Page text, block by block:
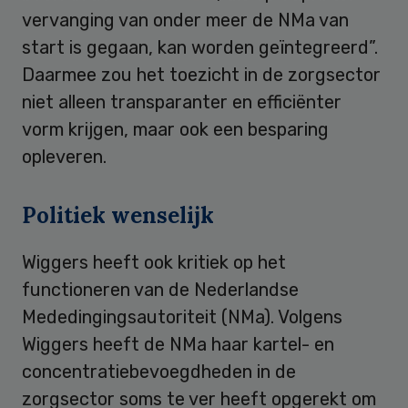
vervanging van onder meer de NMa van
start is gegaan, kan worden geïntegreerd”.
Daarmee zou het toezicht in de zorgsector
niet alleen transparanter en efficiënter
vorm krijgen, maar ook een besparing
opleveren.
Politiek wenselijk
Wiggers heeft ook kritiek op het
functioneren van de Nederlandse
Mededingingsautoriteit (NMa). Volgens
Wiggers heeft de NMa haar kartel- en
concentratiebevoegdheden in de
zorgsector soms te ver heeft opgerekt om